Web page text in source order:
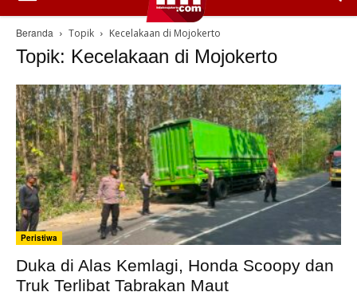
Beranda Topik Kecelakaan di Mojokerto
Topik: Kecelakaan di Mojokerto
Peristiwa
Duka di Alas Kemlagi, Honda Scoopy dan
Truk Terlibat Tabrakan Maut